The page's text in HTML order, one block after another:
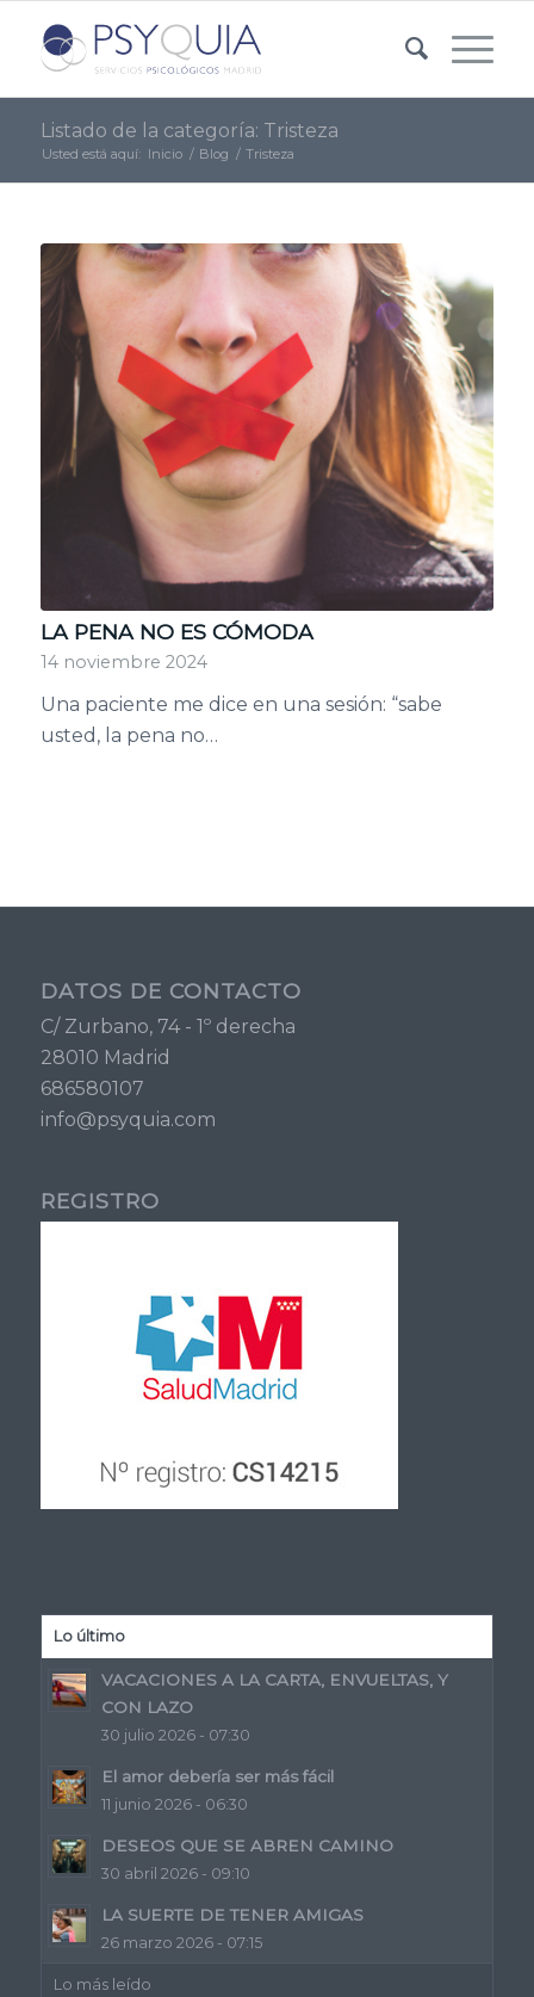
Listado de la categoría: Tristeza
Usted está aquí: Inicio / Blog / Tristeza
LA PENA NO ES CÓMODA
14 noviembre 2024
Una paciente me dice en una sesión: “sabe
usted, la pena no…
DATOS DE CONTACTO
C/ Zurbano, 74 - 1º derecha
28010 Madrid
686580107
info@psyquia.com
REGISTRO
Lo último
VACACIONES A LA CARTA, ENVUELTAS, Y
CON LAZO
30 julio 2026 - 07:30
El amor debería ser más fácil
11 junio 2026 - 06:30
DESEOS QUE SE ABREN CAMINO
30 abril 2026 - 09:10
LA SUERTE DE TENER AMIGAS
26 marzo 2026 - 07:15
Lo más leído